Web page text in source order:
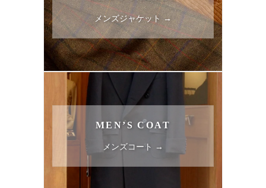
メンズジャケット →
MEN’S COAT
メンズコート →